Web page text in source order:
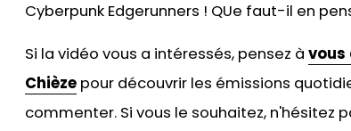
Cyberpunk Edgerunners ! QUe faut-il en
Si la vidéo vous a intéressés, pensez à vous
Chièzepour découvrir les émissions
commenter. Si vous le souhaitez, n'hésitez